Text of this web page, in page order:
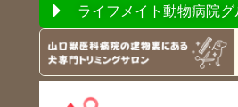
ライフメイト動物病院